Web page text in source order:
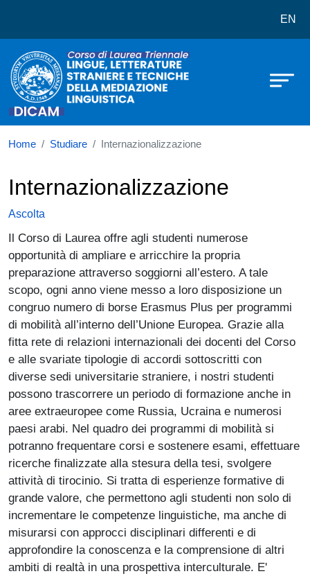
Corso di laurea in Lingue, EN
Home Studiare Internazionalizzazione
Internazionalizzazione
Ascolta
Il Corso di Laurea offre agli studenti numerose
opportunità di ampliare e arricchire la propria
preparazione attraverso soggiorni all’estero. A tale
scopo, ogni anno viene messo a loro disposizione un
congruo numero di borse Erasmus Plus per programmi
di mobilità all’interno dell’Unione Europea. Grazie alla
fitta rete di relazioni internazionali dei docenti del Corso
e alle svariate tipologie di accordi sottoscritti con
diverse sedi universitarie straniere, i nostri studenti
possono trascorrere un periodo di formazione anche in
aree extraeuropee come Russia, Ucraina e numerosi
paesi arabi. Nel quadro dei programmi di mobilità si
potranno frequentare corsi e sostenere esami, effettuare
ricerche finalizzate alla stesura della tesi, svolgere
attività di tirocinio. Si tratta di esperienze formative di
grande valore, che permettono agli studenti non solo di
incrementare le competenze linguistiche, ma anche di
misurarsi con approcci disciplinari differenti e di
approfondire la conoscenza e la comprensione di altri
ambiti di realtà in una prospettiva interculturale. E'